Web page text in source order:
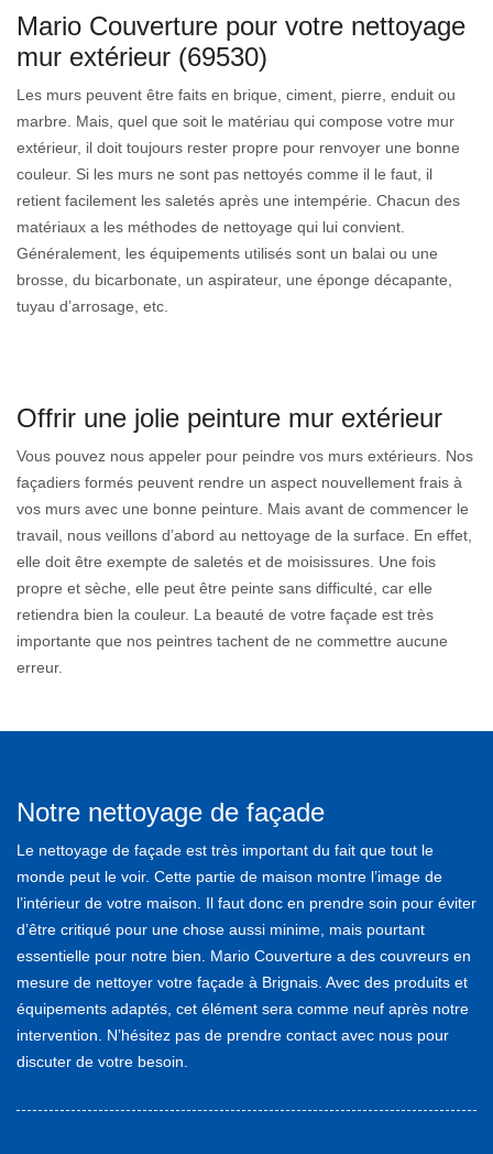
Mario Couverture pour votre nettoyage
mur extérieur (69530)
Les murs peuvent être faits en brique, ciment, pierre, enduit ou
marbre. Mais, quel que soit le matériau qui compose votre mur
extérieur, il doit toujours rester propre pour renvoyer une bonne
couleur. Si les murs ne sont pas nettoyés comme il le faut, il
retient facilement les saletés après une intempérie. Chacun des
matériaux a les méthodes de nettoyage qui lui convient.
Généralement, les équipements utilisés sont un balai ou une
brosse, du bicarbonate, un aspirateur, une éponge décapante,
tuyau d’arrosage, etc.
Offrir une jolie peinture mur extérieur
Vous pouvez nous appeler pour peindre vos murs extérieurs. Nos
façadiers formés peuvent rendre un aspect nouvellement frais à
vos murs avec une bonne peinture. Mais avant de commencer le
travail, nous veillons d’abord au nettoyage de la surface. En effet,
elle doit être exempte de saletés et de moisissures. Une fois
propre et sèche, elle peut être peinte sans difficulté, car elle
retiendra bien la couleur. La beauté de votre façade est très
importante que nos peintres tachent de ne commettre aucune
erreur.
Notre nettoyage de façade
Le nettoyage de façade est très important du fait que tout le
monde peut le voir. Cette partie de maison montre l’image de
l’intérieur de votre maison. Il faut donc en prendre soin pour éviter
d’être critiqué pour une chose aussi minime, mais pourtant
essentielle pour notre bien. Mario Couverture a des couvreurs en
mesure de nettoyer votre façade à Brignais. Avec des produits et
équipements adaptés, cet élément sera comme neuf après notre
intervention. N’hésitez pas de prendre contact avec nous pour
discuter de votre besoin.